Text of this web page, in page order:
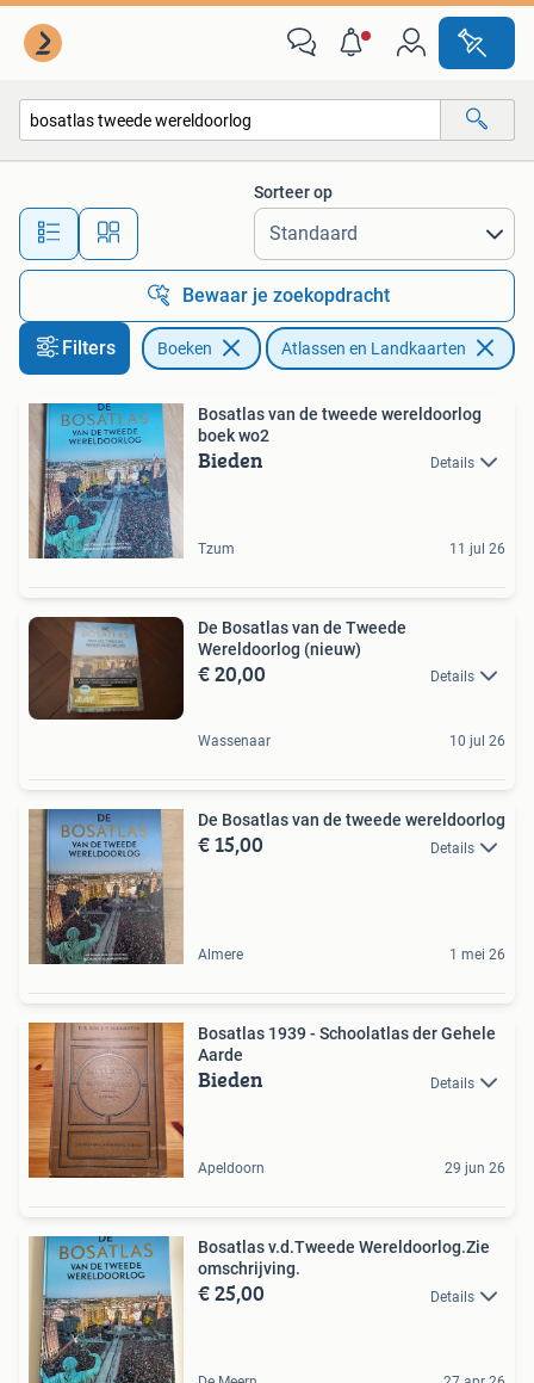
Alle afstanden…
Sorteer op
Bewaar je zoekopdracht
Filters Boeken Atlassen en Landkaarten
Bosatlas van de tweede wereldoorlog
boek wo2
Bieden Details
Tzum 11 jul 26
De Bosatlas van de Tweede
Wereldoorlog (nieuw)
€ 20,00 Details
Wassenaar 10 jul 26
De Bosatlas van de tweede wereldoorlog
€ 15,00 Details
Almere 1 mei 26
Bosatlas 1939 - Schoolatlas der Gehele
Aarde
Bieden Details
Apeldoorn 29 jun 26
Bosatlas v.d.Tweede Wereldoorlog.Zie
omschrijving.
€ 25,00 Details